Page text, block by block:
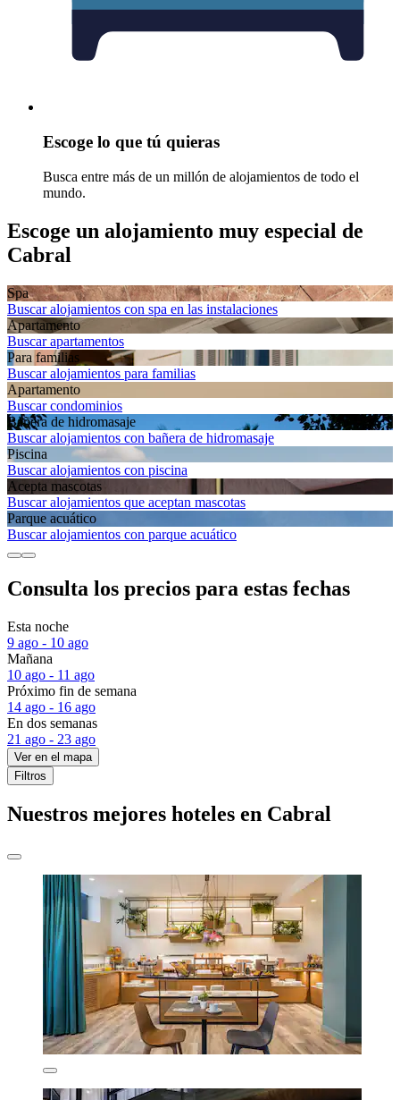
Escoge lo que tú quieras
Busca entre más de un millón de alojamientos de todo el
mundo.
Escoge un alojamiento muy especial de
Cabral
Spa
Buscar alojamientos con spa en las instalaciones
Apartamento
Buscar apartamentos
Para familias
Buscar alojamientos para familias
Apartamento
Buscar condominios
Bañera de hidromasaje
Buscar alojamientos con bañera de hidromasaje
Piscina
Buscar alojamientos con piscina
Acepta mascotas
Buscar alojamientos que aceptan mascotas
Parque acuático
Buscar alojamientos con parque acuático
Consulta los precios para estas fechas
Esta noche
9 ago - 10 ago
Mañana
10 ago - 11 ago
Próximo fin de semana
14 ago - 16 ago
En dos semanas
21 ago - 23 ago
Ver en el mapa
Filtros
Nuestros mejores hoteles en Cabral